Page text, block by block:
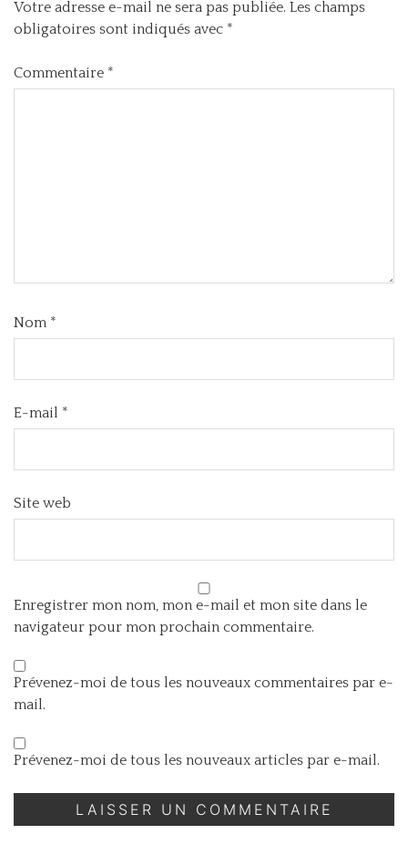
Votre adresse e-mail ne sera pas publiée. Les champs
obligatoires sont indiqués avec *
Commentaire *
Nom *
E-mail *
Site web
Enregistrer mon nom, mon e-mail et mon site dans le
navigateur pour mon prochain commentaire.
Prévenez-moi de tous les nouveaux commentaires par e-
mail.
Prévenez-moi de tous les nouveaux articles par e-mail.